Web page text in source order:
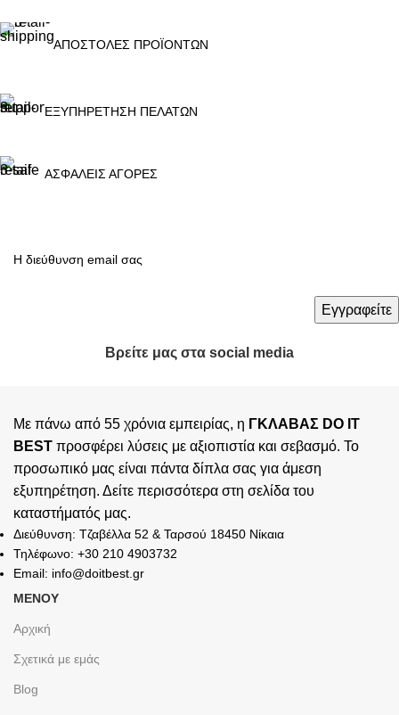
ΑΠΟΣΤΟΛΕΣ ΠΡΟΪΟΝΤΩΝ
ΕΞΥΠΗΡΕΤΗΣΗ ΠΕΛΑΤΩΝ
ΑΣΦΑΛΕΙΣ ΑΓΟΡΕΣ
Βρείτε μας στα social media
Με πάνω από 55 χρόνια εμπειρίας, η ΓΚΛΑΒΑΣ DO IT
BEST προσφέρει λύσεις με αξιοπιστία και σεβασμό. Το
προσωπικό μας είναι πάντα δίπλα σας για άμεση
εξυπηρέτηση. Δείτε περισσότερα στη σελίδα του
καταστήματός μας.
Διεύθυνση: Τζαβέλλα 52 & Ταρσού 18450 Νίκαια
Τηλέφωνο: +30 210 4903732
Email: info@doitbest.gr
ΜΕΝΟΥ
Αρχική
Σχετικά με εμάς
Blog